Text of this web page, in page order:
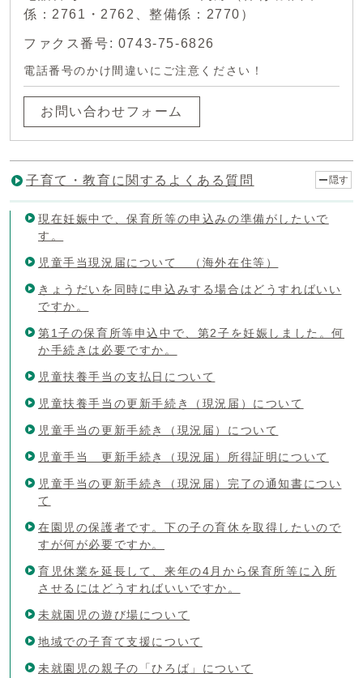
係：2761・2762、整備係：2770）
ファクス番号: 0743-75-6826
電話番号のかけ間違いにご注意ください！
お問い合わせフォーム
子育て・教育に関するよくある質問 隠す
現在妊娠中で、保育所等の申込みの準備がしたいで
す。
児童手当現況届について （海外在住等）
きょうだいを同時に申込みする場合はどうすればいい
ですか。
第1子の保育所等申込中で、第2子を妊娠しました。何
か手続きは必要ですか。
児童扶養手当の支払日について
児童扶養手当の更新手続き（現況届）について
児童手当の更新手続き（現況届）について
児童手当 更新手続き（現況届）所得証明について
児童手当の更新手続き（現況届）完了の通知書につい
て
在園児の保護者です。下の子の育休を取得したいので
すが何が必要ですか。
育児休業を延長して、来年の4月から保育所等に入所
させるにはどうすればいいですか。
未就園児の遊び場について
地域での子育て支援について
未就園児の親子の「ひろば」について